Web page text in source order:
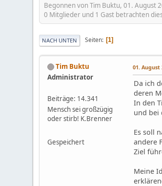
Begonnen von Tim Buktu, 01. August
0 Mitglieder und 1 Gast betrachten
NACH UNTEN Seiten 1
Tim Buktu
Administrator
Beiträge: 14.341
Mensch sei großzügig
oder stirb! K.Brenner
Gespeichert
01. August
Da ich
deren
In den
und bei
Es soll
andere
Ziel
Meine